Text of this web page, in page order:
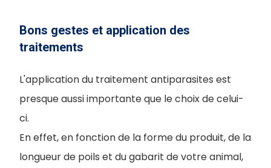
Bons gestes et application des
traitements
L'application du traitement antiparasites est
presque aussi importante que le choix de celui-
ci.
En effet, en fonction de la forme du produit, de la
longueur de poils et du gabarit de votre animal,